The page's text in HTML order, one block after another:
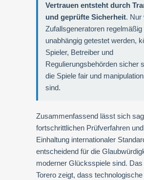
Vertrauen entsteht durch
und geprüfte Sicherheit. Nur
Zufallsgeneratoren regelmäßig
unabhängig getestet werden,
Spieler, Betreiber und
Regulierungsbehörden sicher
die Spiele fair und
sind.
Zusammenfassend lässt sich
fortschrittlichen Prüfverfahren
Einhaltung internationaler
entscheidend für die
moderner Glücksspiele sind.
Torero zeigt, dass technologische